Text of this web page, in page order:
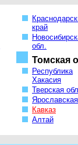
край
обл.
Томская
Республика
Хакасия
Тверская
Кавказ
Алтай